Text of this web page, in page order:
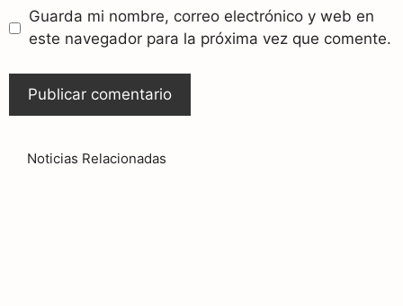
Guarda mi nombre, correo electrónico y web en
este navegador para la próxima vez que comente.
Noticias Relacionadas